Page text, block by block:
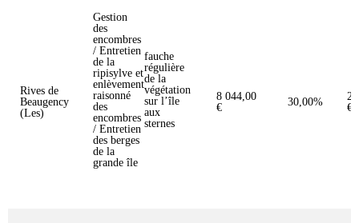
Rives de
Beaugency
(Les)
Gestion
des
encombres
/ Entretien
de la
ripisylve et
enlèvement
raisonné
des
encombres
/ Entretien
des berges
de la
grande île
fauche
régulière
de la
végétation
sur l’île
aux
sternes
8 044,00
€
30,00%
2
€